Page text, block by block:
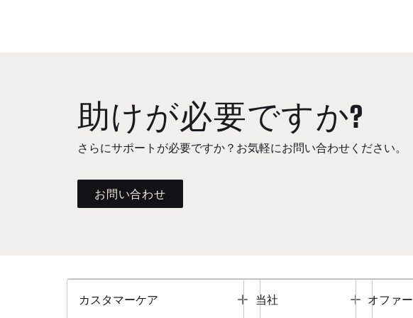
助けが必要ですか?
さらにサポートが必要ですか？お気軽にお問い合わせください。
お問い合わせ
カスタマーケア Toggle
当社 Toggle
オファー